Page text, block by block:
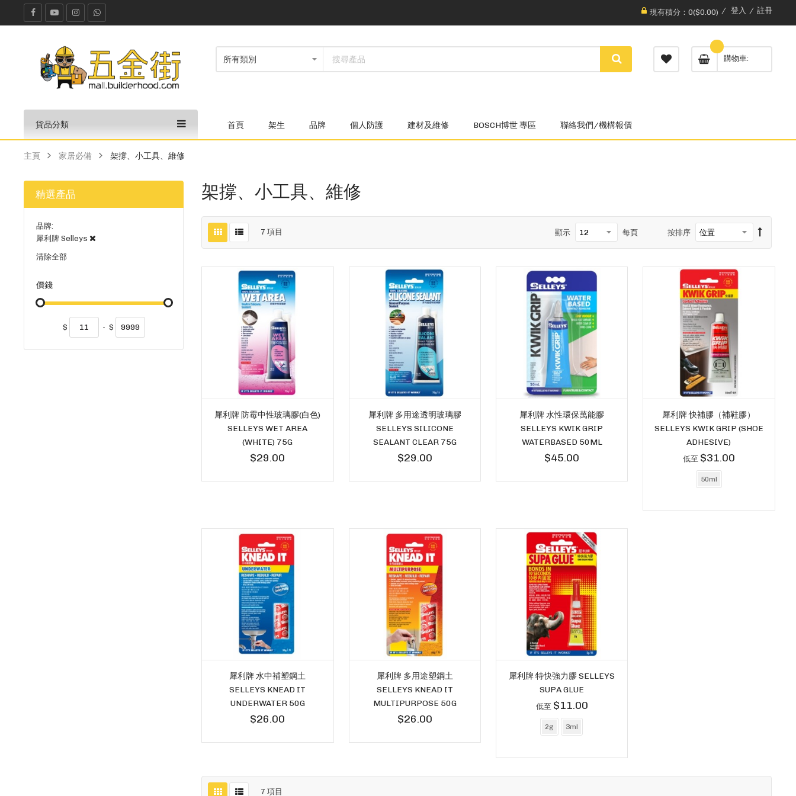
現有積分：0($0.00) 登入 註冊
購物車
貨品分類 首頁 架生 品牌 個人防護 建材及維修 BOSCH博世 專區 聯絡我們/機構報價
主頁 家居必備 架撐、小工具、維修
架撐、小工具、維修
7 項目 按排序
顯示 每頁
犀利牌 防霉中性玻璃膠(白色)
SELLEYS WET AREA
(WHITE) 75G
$29.00
犀利牌 多用途透明玻璃膠
SELLEYS SILICONE
SEALANT CLEAR 75G
$29.00
犀利牌 水性環保萬能膠
SELLEYS KWIK GRIP
WATERBASED 50ML
$45.00
犀利牌 快補膠（補鞋膠）
SELLEYS KWIK GRIP (SHOE
ADHESIVE)
低至 $31.00
50ml
犀利牌 水中補塑鋼土
SELLEYS KNEAD IT
UNDERWATER 50G
$26.00
犀利牌 多用途塑鋼土
SELLEYS KNEAD IT
MULTIPURPOSE 50G
$26.00
犀利牌 特快強力膠 SELLEYS
SUPA GLUE
低至 $11.00
2g 3ml
7 項目
精選產品
品牌
犀利牌 Selleys
清除全部
價錢
$ - $